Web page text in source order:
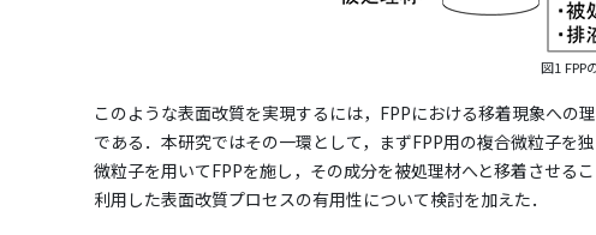
図1 FPP
このような表面改質を実現するには，FPPにおける移着現象へ
である．本研究ではその一環として，まずFPP用の複合微粒子を
微粒子を用いてFPPを施し，その成分を被処理材へと移着させる
利用した表面改質プロセスの有用性について検討を加えた．